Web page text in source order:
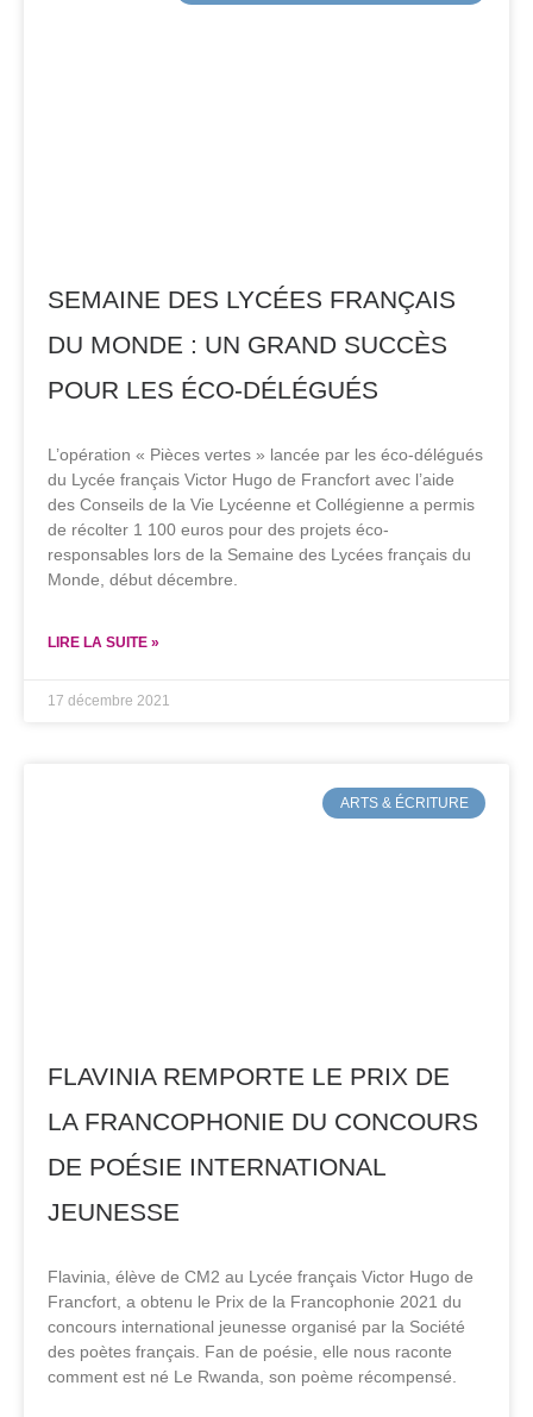
SEMAINE DES LYCÉES FRANÇAIS
DU MONDE : UN GRAND SUCCÈS
POUR LES ÉCO-DÉLÉGUÉS
L’opération « Pièces vertes » lancée par les éco-délégués
du Lycée français Victor Hugo de Francfort avec l’aide
des Conseils de la Vie Lycéenne et Collégienne a permis
de récolter 1 100 euros pour des projets éco-
responsables lors de la Semaine des Lycées français du
Monde, début décembre.
LIRE LA SUITE »
17 décembre 2021
ARTS & ÉCRITURE
FLAVINIA REMPORTE LE PRIX DE
LA FRANCOPHONIE DU CONCOURS
DE POÉSIE INTERNATIONAL
JEUNESSE
Flavinia, élève de CM2 au Lycée français Victor Hugo de
Francfort, a obtenu le Prix de la Francophonie 2021 du
concours international jeunesse organisé par la Société
des poètes français. Fan de poésie, elle nous raconte
comment est né Le Rwanda, son poème récompensé.